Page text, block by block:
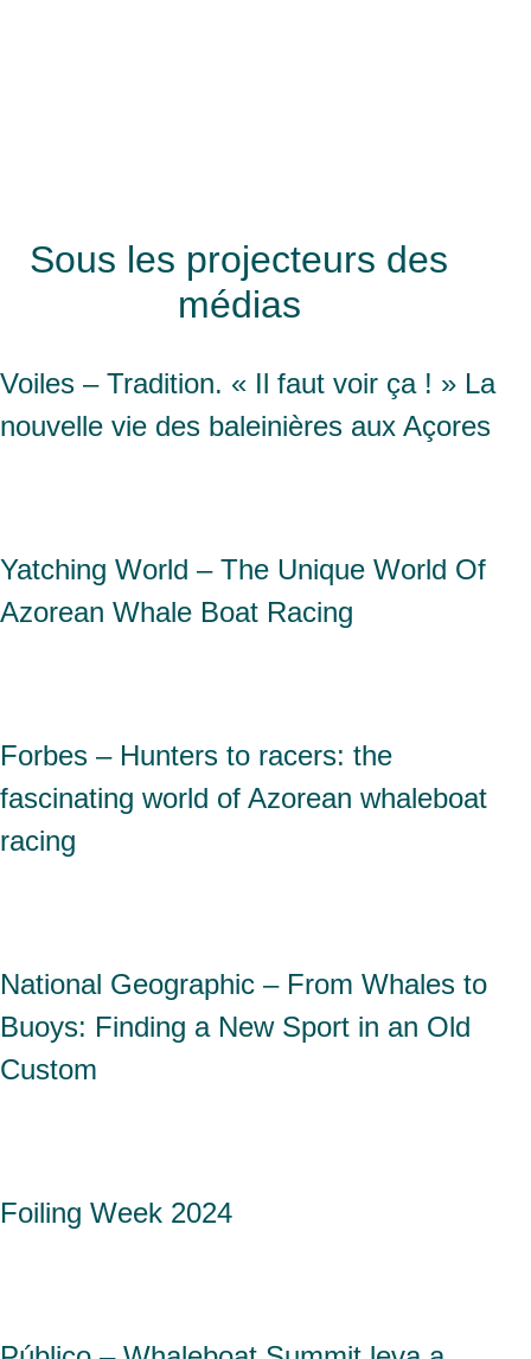
Sous les projecteurs des
médias
Voiles – Tradition. « Il faut voir ça ! » La
nouvelle vie des baleinières aux Açores
Yatching World – The Unique World Of
Azorean Whale Boat Racing
Forbes – Hunters to racers: the
fascinating world of Azorean whaleboat
racing
National Geographic – From Whales to
Buoys: Finding a New Sport in an Old
Custom
Foiling Week 2024